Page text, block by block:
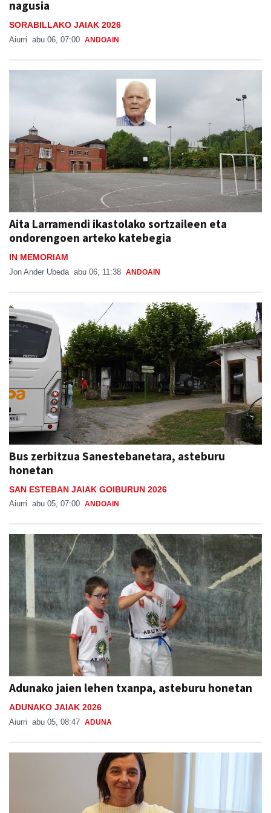
nagusia
SORABILLAKO JAIAK 2026
Aiurri abu 06, 07:00 ANDOAIN
Aita Larramendi ikastolako sortzaileen eta
ondorengoen arteko katebegia
IN MEMORIAM
Jon Ander Ubeda abu 06, 11:38 ANDOAIN
Bus zerbitzua Sanestebanetara, asteburu
honetan
SAN ESTEBAN JAIAK GOIBURUN 2026
Aiurri abu 05, 07:00 ANDOAIN
Adunako jaien lehen txanpa, asteburu honetan
ADUNAKO JAIAK 2026
Aiurri abu 05, 08:47 ADUNA